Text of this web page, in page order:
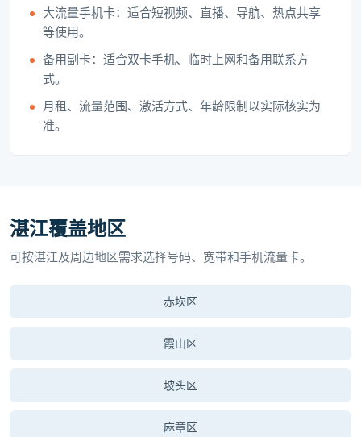
大流量手机卡：适合短视频、直播、导航、热点共享
等使用。
备用副卡：适合双卡手机、临时上网和备用联系方
式。
月租、流量范围、激活方式、年龄限制以实际核实为
准。
湛江覆盖地区
可按湛江及周边地区需求选择号码、宽带和手机流量卡。
赤坎区
霞山区
坡头区
麻章区